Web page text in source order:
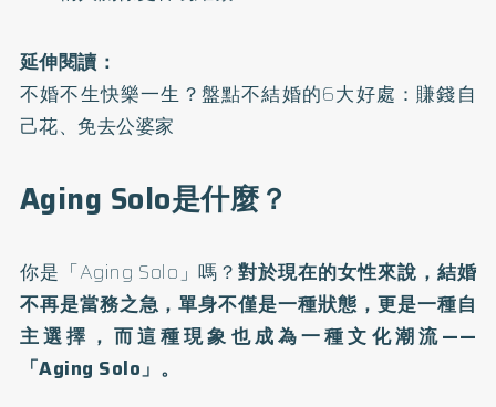
延伸閱讀：
不婚不生快樂一生？盤點不結婚的6大好處：賺錢自
己花、免去公婆家
Aging Solo是什麼？
你是「Aging Solo」嗎？對於現在的女性來說，結婚
不再是當務之急，單身不僅是一種狀態，更是一種自
主選擇，而這種現象也成為一種文化潮流——
「Aging Solo」。